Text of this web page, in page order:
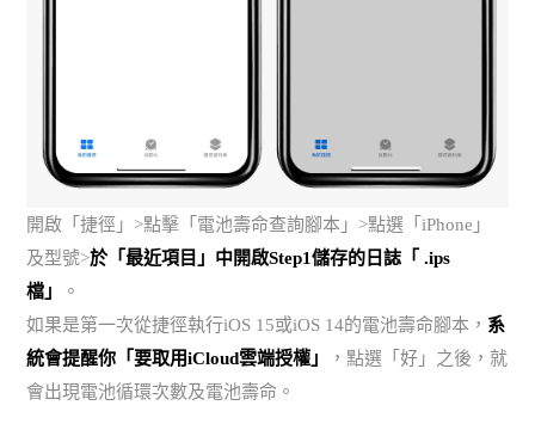
開啟「捷徑」>點擊「電池壽命查詢腳本」>點選「iPhone」
及型號>於「最近項目」中開啟Step1儲存的日誌「 .ips
檔」
。
如果是第一次從捷徑執行iOS 15或iOS 14的電池壽命腳本， 系
統會提醒你「要取用iCloud雲端授權」
，點選「好」之後，就
會出現電池循環次數及電池壽命。